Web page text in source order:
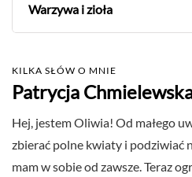
Warzywa i zioła
KILKA SŁÓW O MNIE
Patrycja
Hej, jestem Oliwia! Od małego
zbierać polne kwiaty i podziwiać
mam w sobie od zawsze. Teraz